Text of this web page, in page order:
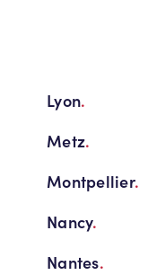
Lyon.
Metz.
Montpellier.
Nancy.
Nantes.